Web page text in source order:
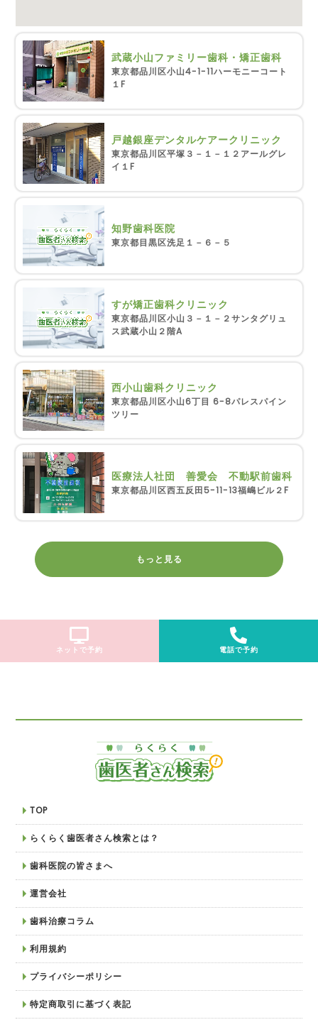
武蔵小山ファミリー歯科・矯正歯科
東京都品川区小山4-1-11ハーモニーコート
１F
戸越銀座デンタルケアークリニック
東京都品川区平塚３－１－１２アールグレ
イ１F
知野歯科医院
東京都目黒区洗足１－６－５
すが矯正歯科クリニック
東京都品川区小山３－１－２サンタグリュ
ス武蔵小山２階A
西小山歯科クリニック
東京都品川区小山6丁目 6-8パレスパイン
ツリー
医療法人社団 善愛会 不動駅前歯科
東京都品川区西五反田5-11-13福嶋ビル２F
もっと見る
ネットで予約 電話で予約
TOP
らくらく歯医者さん検索とは？
歯科医院の皆さまへ
運営会社
歯科治療コラム
利用規約
プライバシーポリシー
特定商取引に基づく表記